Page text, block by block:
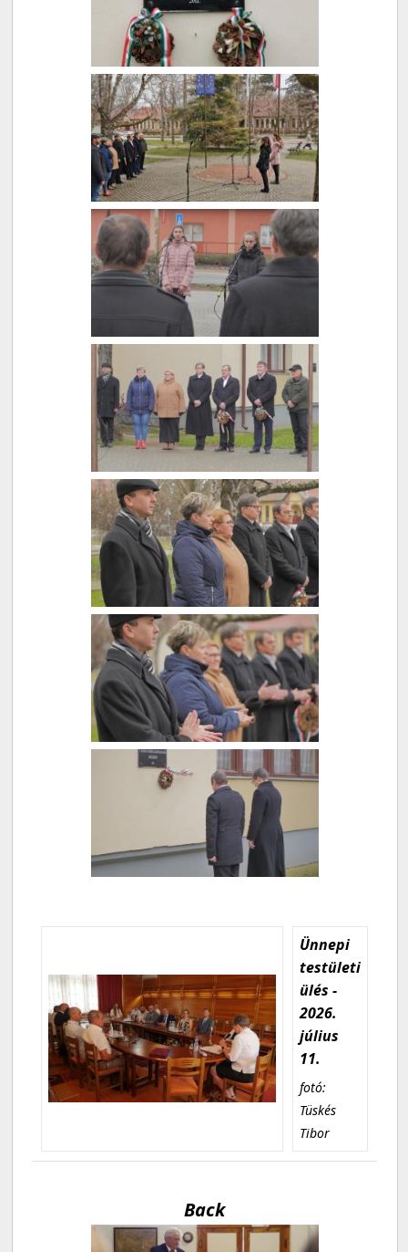
Ünnepi
testületi
ülés -
2026.
július
11.
fotó:
Tüskés
Tibor
Back